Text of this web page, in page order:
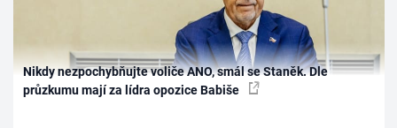
Nikdy nezpochybňujte voliče ANO, smál se Staněk. Dle
průzkumu mají za lídra opozice Babiše